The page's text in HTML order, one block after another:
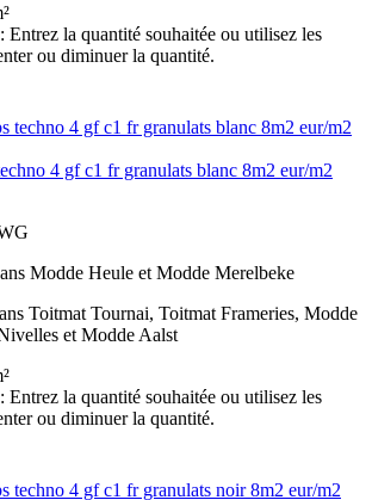
Entrez la quantité souhaitée ou utilisez les
ou diminuer la quantité.
4 gf c1 fr granulats blanc 8m2 eur/m2
Modde Heule et Modde Merelbeke
Toitmat Tournai, Toitmat Frameries, Modde
et Modde Aalst
Entrez la quantité souhaitée ou utilisez les
ou diminuer la quantité.